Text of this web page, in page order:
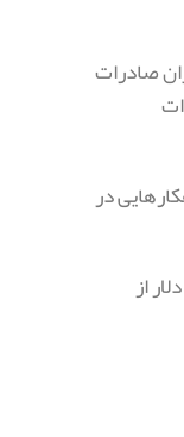
صادرات
صادرات
راهکارهایی در
گفت: امسال تاکنون حدود ۱۸۰ تا ۱۹۰ میلیون دلار از